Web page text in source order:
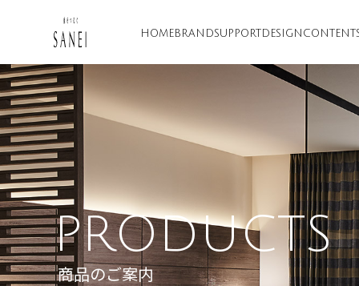
HOME BRANDSUPPORT DESIGN
PRODUCTS
商品のご案内